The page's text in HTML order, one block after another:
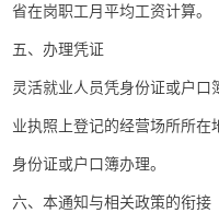
省在岗职工月平均工资计算。
五、办理凭证
灵活就业人员凭身份证或户口
业执照上登记的经营场所所在
身份证或户口簿办理。
六、本通知与相关政策的衔接